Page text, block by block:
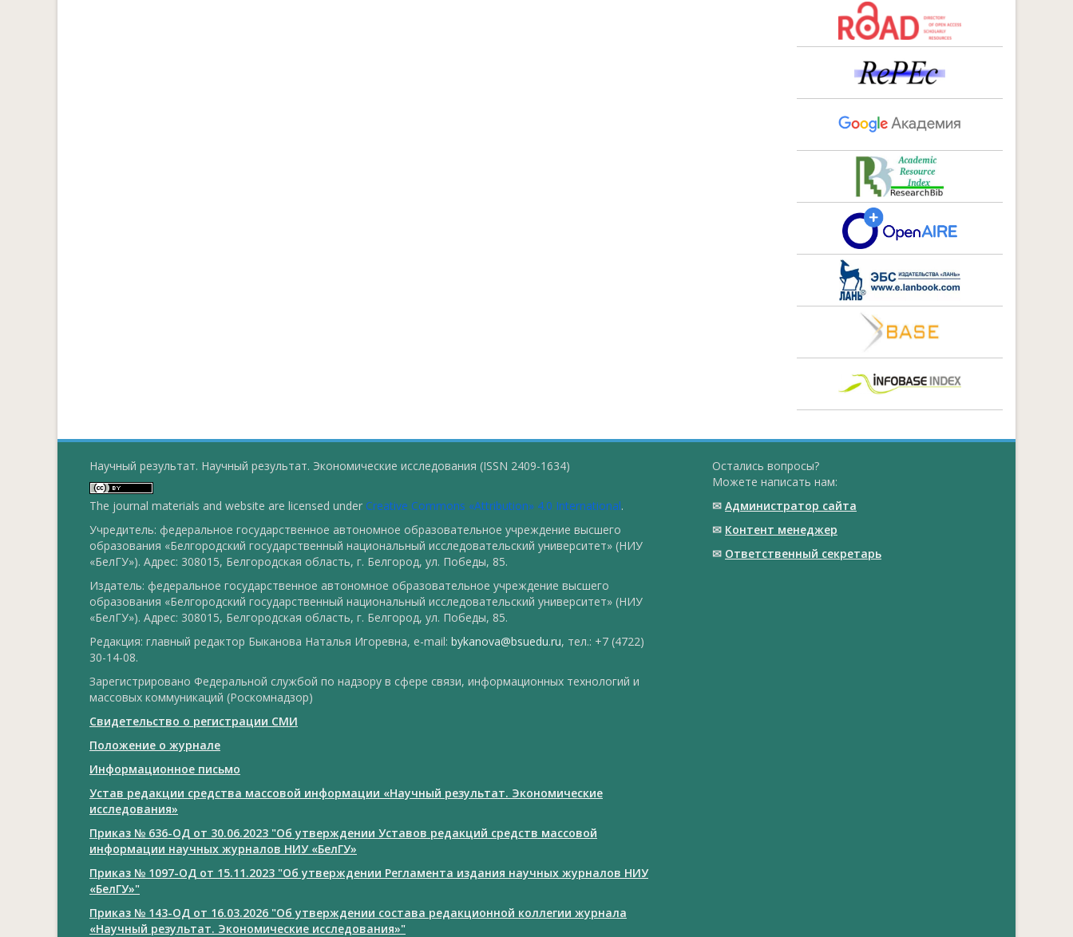
Научный результат. Научный результат. Экономические исследования (ISSN 2409-1634)
The journal materials and website are licensed under Creative Commons «Attribution» 4.0 International.
Учредитель: федеральное государственное автономное образовательное учреждение высшего
образования «Белгородский государственный национальный исследовательский университет» (НИУ
«БелГУ»). Адрес: 308015, Белгородская область, г. Белгород, ул. Победы, 85.
Издатель: федеральное государственное автономное образовательное учреждение высшего
образования «Белгородский государственный национальный исследовательский университет» (НИУ
«БелГУ»). Адрес: 308015, Белгородская область, г. Белгород, ул. Победы, 85.
Редакция: главный редактор Быканова Наталья Игоревна, e-mail: bykanova@bsuedu.ru, тел.: +7 (4722)
30-14-08.
Зарегистрировано Федеральной службой по надзору в сфере связи, информационных технологий и
массовых коммуникаций (Роскомнадзор)
Свидетельство о регистрации СМИ
Положение о журнале
Информационное письмо
Устав редакции средства массовой информации «Научный результат. Экономические
исследования»
Приказ № 636-ОД от 30.06.2023 "Об утверждении Уставов редакций средств массовой
информации научных журналов НИУ «БелГУ»
Приказ № 1097-ОД от 15.11.2023 "Об утверждении Регламента издания научных журналов НИУ
«БелГУ»"
Приказ № 143-ОД от 16.03.2026 "Об утверждении состава редакционной коллегии журнала
«Научный результат. Экономические исследования»"
Остались вопросы?
Можете написать нам:
✉ Администратор сайта
✉ Контент менеджер
✉ Ответственный cекретарь